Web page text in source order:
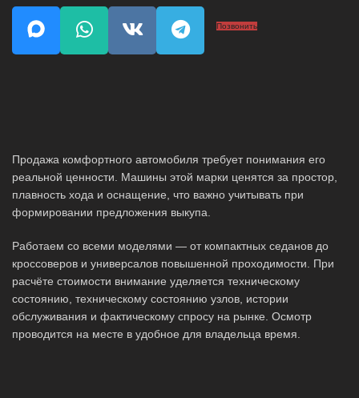
Позвонить
Продажа комфортного автомобиля требует понимания его
реальной ценности. Машины этой марки ценятся за простор,
плавность хода и оснащение, что важно учитывать при
формировании предложения выкупа.
Работаем со всеми моделями — от компактных седанов до
кроссоверов и универсалов повышенной проходимости. При
расчёте стоимости внимание уделяется техническому
состоянию, техническому состоянию узлов, истории
обслуживания и фактическому спросу на рынке. Осмотр
проводится на месте в удобное для владельца время.